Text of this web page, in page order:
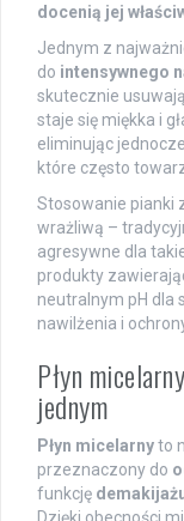
docenią jej
Jednym z
do intensywnego
skutecznie
staje się miękka i
eliminując
które często
Stosowanie pianki
wrażliwą –
agresywne dla
produkty
neutralnym pH dla
nawilżenia i
Płyn
jednym
Płyn micelarnyto
przeznaczony do
funkcję